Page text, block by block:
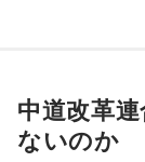
鎌田「（笑）片
食があなたの対
せず、姿勢を正
中道改革
ないのか